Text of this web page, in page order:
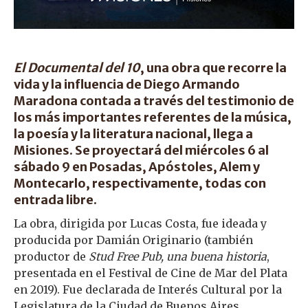
El Documental del 10, una obra que recorre la
vida y la influencia de Diego Armando
Maradona contada a través del testimonio de
los más importantes referentes de la música,
la poesía y la literatura nacional, llega a
Misiones. Se proyectará del miércoles 6 al
sábado 9 en Posadas, Apóstoles, Alem y
Montecarlo, respectivamente, todas con
entrada libre.
La obra, dirigida por Lucas Costa, fue ideada y
producida por Damián Originario (también
productor de Stud Free Pub, una buena historia,
presentada en el Festival de Cine de Mar del Plata
en 2019). Fue declarada de Interés Cultural por la